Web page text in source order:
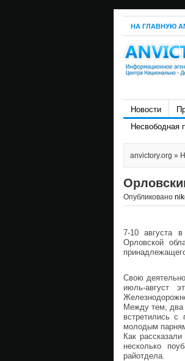
НА ГЛАВНУЮ
Новости
Несвободная
anvictory.org »
Опубликовано
7-10 августа
Орловской
Свою
июль-август
Между тем, два
встретились с
молодым
Как
несколько
райотдела.